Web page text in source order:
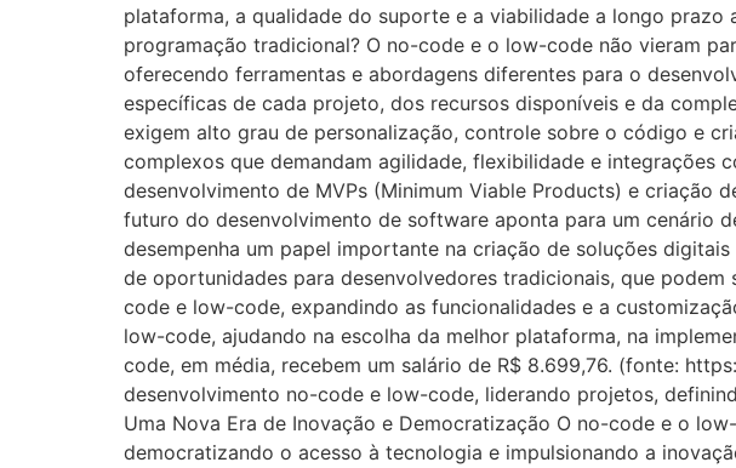
plataforma, a qualidade do suporte e a viabilidade a longo
programação tradicional? O no-code e o low-code não vieram
oferecendo ferramentas e abordagens diferentes para o
específicas de cada projeto, dos recursos disponíveis e da
exigem alto grau de personalização, controle sobre o código e
complexos que demandam agilidade, flexibilidade e integrações
desenvolvimento de MVPs (Minimum Viable Products) e criação
futuro do desenvolvimento de software aponta para um cenário
desempenha um papel importante na criação de soluções
de oportunidades para desenvolvedores tradicionais, que
code e low-code, expandindo as funcionalidades e a
low-code, ajudando na escolha da melhor plataforma, na
code, em média, recebem um salário de R$ 8.699,76. (fonte:
desenvolvimento no-code e low-code, liderando projetos,
Uma Nova Era de Inovação e Democratização O no-code e o
democratizando o acesso à tecnologia e impulsionando a